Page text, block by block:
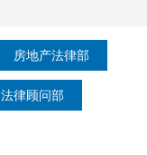
房地产法律部
法律顾问部